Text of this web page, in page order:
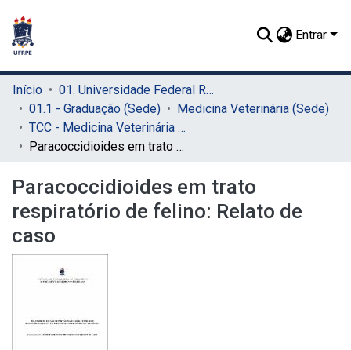
Entrar
Início
01. Universidade Federal Rural de Pernambuco - UFRPE (Sede)
01.1 - Graduação (Sede)
Medicina Veterinária (Sede)
TCC - Medicina Veterinária (Sede)
Paracoccidioides em trato respiratório de felino: Relato de caso
Paracoccidioides em trato
respiratório de felino: Relato de
caso